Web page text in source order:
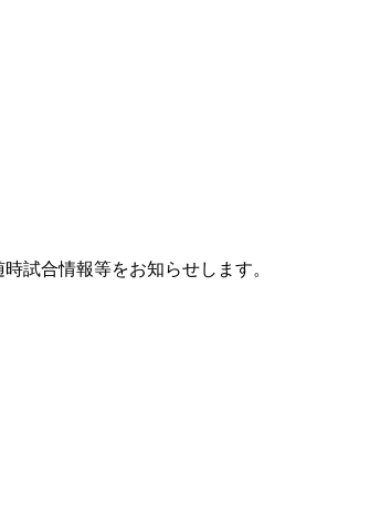
試合情報等をお知らせします。